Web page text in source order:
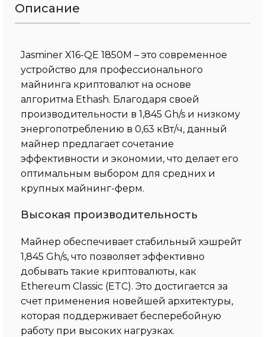
Описание
Jasminer X16-QE 1850M – это современное
устройство для профессионального
майнинга криптовалют на основе
алгоритма Ethash. Благодаря своей
производительности в 1,845 Gh/s и низкому
энергопотреблению в 0,63 кВт/ч, данный
майнер предлагает сочетание
эффективности и экономии, что делает его
оптимальным выбором для средних и
крупных майнинг-ферм.
Высокая производительность
Майнер обеспечивает стабильный хэшрейт
1,845 Gh/s, что позволяет эффективно
добывать такие криптовалюты, как
Ethereum Classic (ETC). Это достигается за
счет применения новейшей архитектуры,
которая поддерживает бесперебойную
работу при высоких нагрузках.